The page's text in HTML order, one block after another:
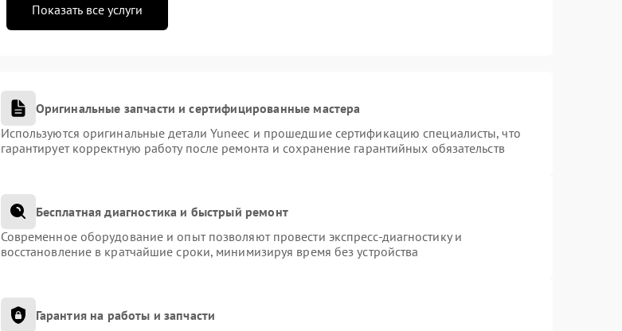
Показать все услуги
Оригинальные запчасти и сертифицированные мастера
Используются оригинальные детали Yuneec и прошедшие сертификацию специалисты, что
гарантирует корректную работу после ремонта и сохранение гарантийных обязательств
Бесплатная диагностика и быстрый ремонт
Современное оборудование и опыт позволяют провести экспресс-диагностику и
восстановление в кратчайшие сроки, минимизируя время без устройства
Гарантия на работы и запчасти